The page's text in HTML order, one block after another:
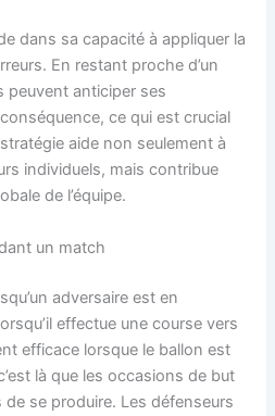
dans sa capacité à appliquer la
En restant proche d’un
peuvent anticiper ses
ce qui est crucial
aide non seulement à
individuels, mais contribue
de l’équipe.
un match
adversaire est en
effectue une course vers
efficace lorsque le ballon est
là que les occasions de but
se produire. Les défenseurs